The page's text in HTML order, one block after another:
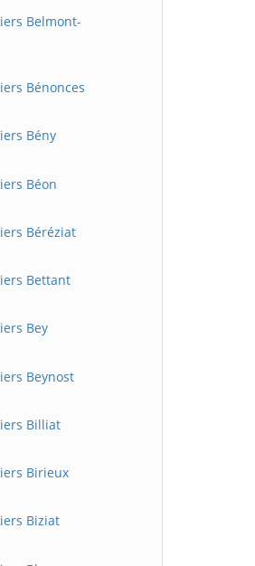
Belmont-
Bénonces
Bény
Béon
Béréziat
Bettant
Bey
Beynost
Billiat
Birieux
Biziat